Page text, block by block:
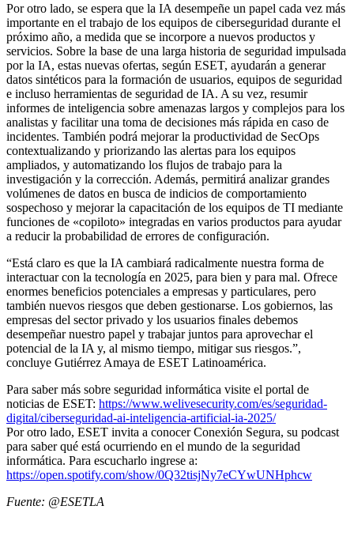
Por otro lado, se espera que la IA desempeñe un papel cada vez más
importante en el trabajo de los equipos de ciberseguridad durante el
próximo año, a medida que se incorpore a nuevos productos y
servicios. Sobre la base de una larga historia de seguridad impulsada
por la IA, estas nuevas ofertas, según ESET, ayudarán a generar
datos sintéticos para la formación de usuarios, equipos de seguridad
e incluso herramientas de seguridad de IA. A su vez, resumir
informes de inteligencia sobre amenazas largos y complejos para los
analistas y facilitar una toma de decisiones más rápida en caso de
incidentes. También podrá mejorar la productividad de SecOps
contextualizando y priorizando las alertas para los equipos
ampliados, y automatizando los flujos de trabajo para la
investigación y la corrección. Además, permitirá analizar grandes
volúmenes de datos en busca de indicios de comportamiento
sospechoso y mejorar la capacitación de los equipos de TI mediante
funciones de «copiloto» integradas en varios productos para ayudar
a reducir la probabilidad de errores de configuración.
“Está claro es que la IA cambiará radicalmente nuestra forma de
interactuar con la tecnología en 2025, para bien y para mal. Ofrece
enormes beneficios potenciales a empresas y particulares, pero
también nuevos riesgos que deben gestionarse. Los gobiernos, las
empresas del sector privado y los usuarios finales debemos
desempeñar nuestro papel y trabajar juntos para aprovechar el
potencial de la IA y, al mismo tiempo, mitigar sus riesgos.”,
concluye Gutiérrez Amaya de ESET Latinoamérica.
Para saber más sobre seguridad informática visite el portal de
noticias de ESET: https://www.welivesecurity.com/es/seguridad-
digital/ciberseguridad-ai-inteligencia-artificial-ia-2025/
Por otro lado, ESET invita a conocer Conexión Segura, su podcast
para saber qué está ocurriendo en el mundo de la seguridad
informática. Para escucharlo ingrese a:
https://open.spotify.com/show/0Q32tisjNy7eCYwUNHphcw
Fuente: @ESETLA